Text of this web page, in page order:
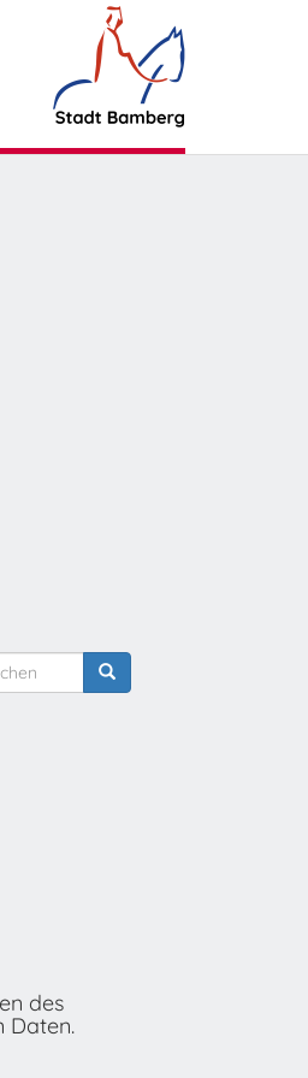
des
Daten.